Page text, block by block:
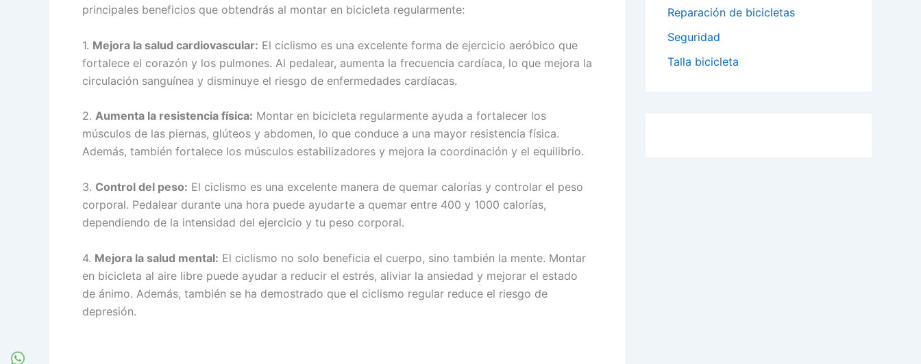
principales beneficios que obtendrás al montar en bicicleta regularmente:
1. Mejora la salud cardiovascular: El ciclismo es una excelente forma de ejercicio aeróbico que
fortalece el corazón y los pulmones. Al pedalear, aumenta la frecuencia cardíaca, lo que mejora la
circulación sanguínea y disminuye el riesgo de enfermedades cardíacas.
2. Aumenta la resistencia física: Montar en bicicleta regularmente ayuda a fortalecer los
músculos de las piernas, glúteos y abdomen, lo que conduce a una mayor resistencia física.
Además, también fortalece los músculos estabilizadores y mejora la coordinación y el equilibrio.
3. Control del peso: El ciclismo es una excelente manera de quemar calorías y controlar el peso
corporal. Pedalear durante una hora puede ayudarte a quemar entre 400 y 1000 calorías,
dependiendo de la intensidad del ejercicio y tu peso corporal.
4. Mejora la salud mental: El ciclismo no solo beneficia el cuerpo, sino también la mente. Montar
en bicicleta al aire libre puede ayudar a reducir el estrés, aliviar la ansiedad y mejorar el estado
de ánimo. Además, también se ha demostrado que el ciclismo regular reduce el riesgo de
depresión.
Reparación de bicicletas
Seguridad
Talla bicicleta